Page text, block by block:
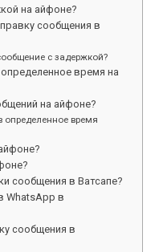
на айфоне?
сообщения в
с задержкой?
время на
на айфоне?
определенное время
сообщения в Ватсапе?
WhatsApp в
сообщения в